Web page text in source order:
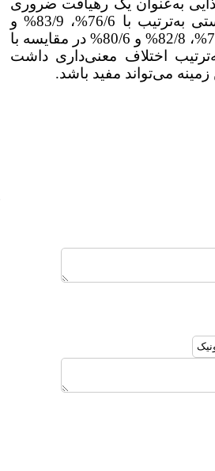
به‌عنوان یک رهیافت ضروری
ایمنی زیستی بررسی شد. سطح اطلاعات دانش‌آموزان رشته‌های علوم زیستی به‌ترتیب با 76/6%، 83/9% و
80/3% نسبت به علوم غیر‌زیستی با 58/25%، 74/4% و 76/25% و در زنان با 71/1%، 82/8% و 80/6% در مقایسه با
داری داشت
زمینه میتواند مفید باشد.